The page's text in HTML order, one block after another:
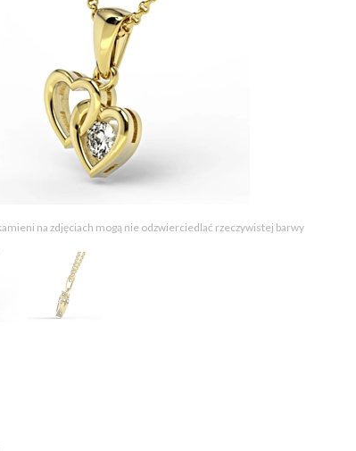
na zdjęciach mogą nie odzwierciedlać rzeczywistej barwy